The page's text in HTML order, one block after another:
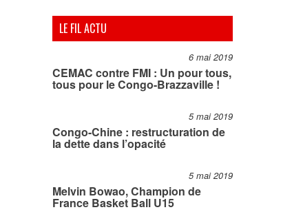
LE FIL ACTU
6 mai 2019
CEMAC contre FMI : Un pour tous,
tous pour le Congo-Brazzaville !
5 mai 2019
Congo-Chine : restructuration de
la dette dans l’opacité
5 mai 2019
Melvin Bowao, Champion de
France Basket Ball U15